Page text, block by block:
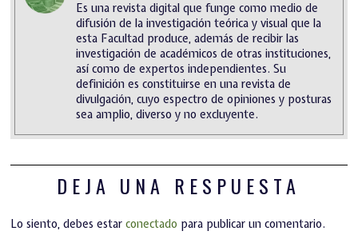
Es una revista digital que funge como medio de
difusión de la investigación teórica y visual que la
esta Facultad produce, además de recibir las
investigación de académicos de otras instituciones,
así como de expertos independientes. Su
definición es constituirse en una revista de
divulgación, cuyo espectro de opiniones y posturas
sea amplio, diverso y no excluyente.
DEJA UNA RESPUESTA
Lo siento, debes estarconectado para publicar un comentario.